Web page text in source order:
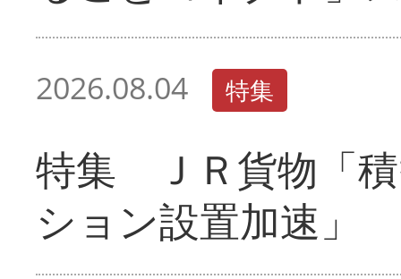
2026.08.04 特集
特集 ＪＲ貨物「
ション設置加速」